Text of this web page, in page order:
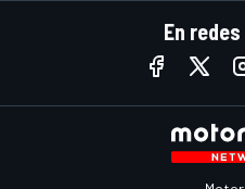
En